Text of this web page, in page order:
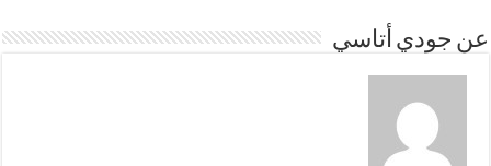
جودي أتاسي